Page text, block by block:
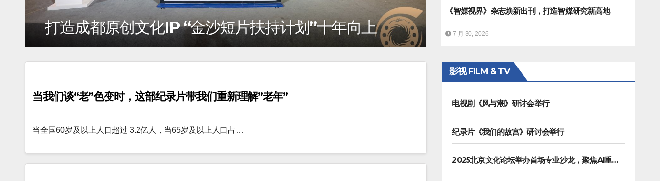
打造成都原创文化IP “金沙短片扶持计划”十年向上 从数字化到专业度，马拉松转
《智媒视界》杂志焕新出刊，打造智媒研究新高地
7 月 30, 2026
当我们谈“老”色变时，这部纪录片带我们重新理解”老年”
当全国60岁及以上人口超过 3.2亿人，当65岁及以上人口占…
影视 FILM & TV
电视剧《风与潮》研讨会举行
纪录片《我们的故宫》研讨会举行
2025北京文化论坛举办首场专业沙龙，聚焦AI重塑内容生产